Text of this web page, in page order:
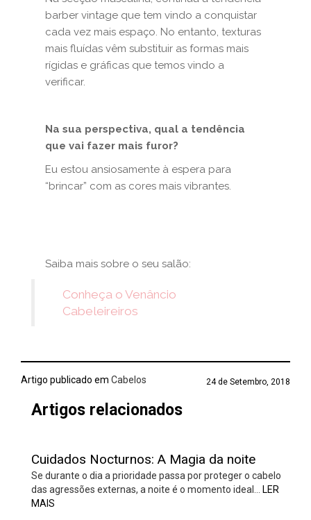
barber vintage que tem vindo a conquistar
cada vez mais espaço. No entanto, texturas
mais fluídas vêm substituir as formas mais
rígidas e gráficas que temos vindo a
verificar.
Na sua perspectiva, qual a tendência
que vai fazer mais furor?
Eu estou ansiosamente à espera para
“brincar” com as cores mais vibrantes.
Saiba mais sobre o seu salão:
Conheça o Venâncio
Cabeleireiros
Artigo publicado em Cabelos 24 de Setembro, 2018
Artigos relacionados
Cuidados Nocturnos: A Magia da noite
Se durante o dia a prioridade passa por proteger o cabelo
das agressões externas, a noite é o momento ideal…
LER
MAIS